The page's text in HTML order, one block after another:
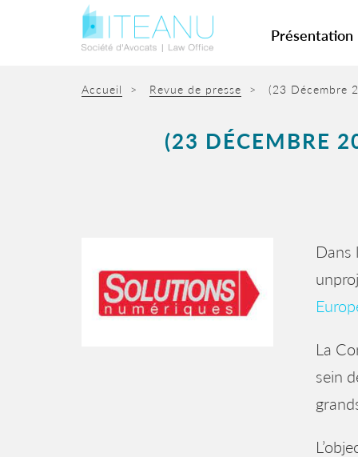
Présentation
Accueil > Revue de presse > (23 Décembre
(23 DÉCEMBRE
Dans
La
sein